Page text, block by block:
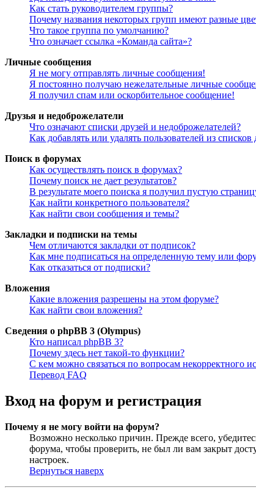
Как стать руководителем группы?
Почему названия некоторых групп имеют разные
Что такое группа по умолчанию?
Что означает ссылка «Команда сайта»?
Личные сообщения
Я не могу отправлять личные сообщения!
Я постоянно получаю нежелательные личные
Я получил спам или оскорбительное сообщение!
Друзья и недоброжелатели
Что означают списки друзей и недоброжелателей?
Как добавлять или удалять пользователей из
Поиск в форумах
Как осуществлять поиск в форумах?
Почему поиск не дает результатов?
В результате моего поиска я получил пустую
Как найти конкретного пользователя?
Как найти свои сообщения и темы?
Закладки и подписки на темы
Чем отличаются закладки от подписок?
Как мне подписаться на определенную тему или
Как отказаться от подписки?
Вложения
Какие вложения разрешены на этом форуме?
Как найти свои вложения?
Сведения о phpBB 3 (Olympus)
Кто написал phpBB 3?
Почему здесь нет такой-то функции?
С кем можно связаться по вопросам некорректного
Перевод FAQ
Вход на форум и регистрация
Почему я не могу войти на форум?
Возможно несколько причин. Прежде всего,
форума, чтобы проверить, не был ли вам закрыт
настроек.
Вернуться наверх